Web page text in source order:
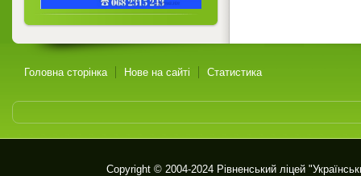
Головна сторінка Нове на сайті Статистика
Copyright © 2004-2024 Рівненський ліцей